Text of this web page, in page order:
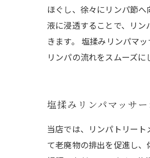
ほぐし、徐々にリンパ節
液に浸透することで、リ
きます。 塩揉みリンパマ
リンパの流れをスムーズ
塩揉みリンパマッサー
当店では、リンパトリー
て老廃物の排出を促進し